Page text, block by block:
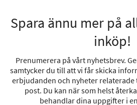
Spara ännu mer på
inköp!
Prenumerera på vårt nyhetsbrev.
samtycker du till att vi får skicka
erbjudanden och nyheter
post. Du kan när som helst
behandlar dina uppgifter i